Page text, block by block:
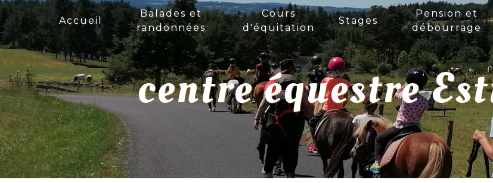
Accueil
Balades et
randonnées
Cours
d'équitation
Stages
Pension et
débourrage
centre équestre
Panneau de gestion des cookies